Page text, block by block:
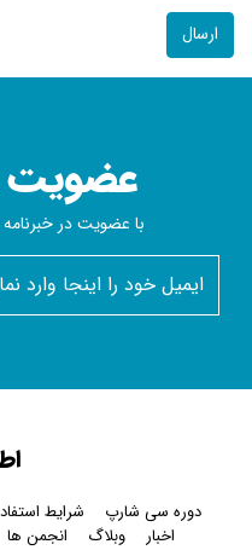
عضویت
با عضویت در خبرنامه
newsletter
دوره سی شارپ شرایط
اخبار
وبلاگ انجمن ها